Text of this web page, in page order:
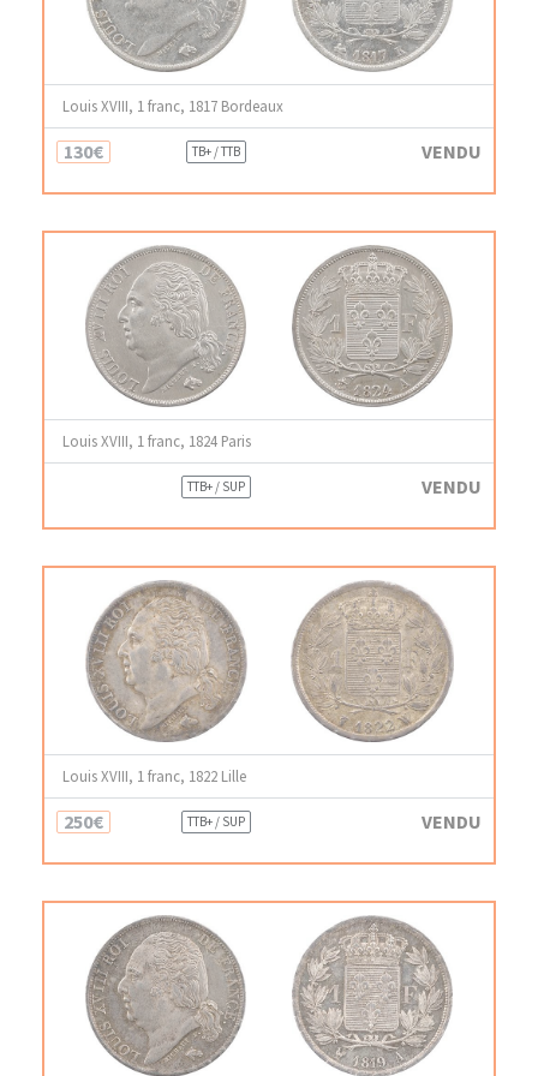
Louis XVIII, 1 franc, 1817 Bordeaux
130€ TB+ / TTB VENDU
Louis XVIII, 1 franc, 1824 Paris
TTB+ / SUP VENDU
Louis XVIII, 1 franc, 1822 Lille
250€ TTB+ / SUP VENDU